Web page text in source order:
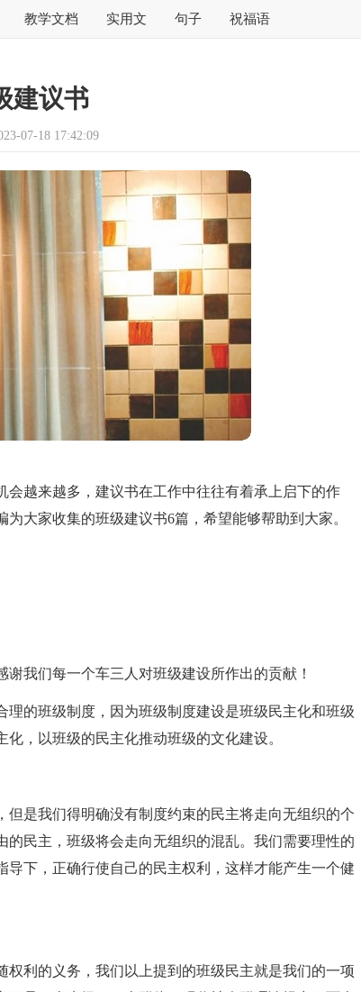
教学文档 实用文 句子 祝福语
建议书
07-18 17:42:09
越来越多，建议书在工作中往往有着承上启下的作
大家收集的班级建议书6篇，希望能够帮助到大家。
我们每一个车三人对班级建设所作出的贡献！
的班级制度，因为班级制度建设是班级民主化和班级
，以班级的民主化推动班级的文化建设。
是我们得明确没有制度约束的民主将走向无组织的个
的民主，班级将会走向无组织的混乱。我们需要理性的
下，正确行使自己的民主权利，这样才能产生一个健
利的义务，我们以上提到的班级民主就是我们的一项